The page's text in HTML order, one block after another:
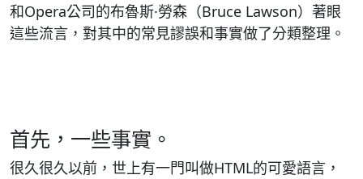
和Opera公司的布魯斯·勞森（Bruce Lawson）著眼
這些流言，對其中的常見謬誤和事實做了分類整理。
首先，一些事實。
很久很久以前，世上有一門叫做HTML的可愛語言，